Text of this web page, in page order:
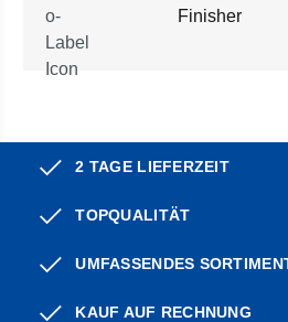
Finisher
2 TAGE LIEFERZEIT
TOPQUALITÄT
UMFASSENDES
KAUF AUF RECHNUNG